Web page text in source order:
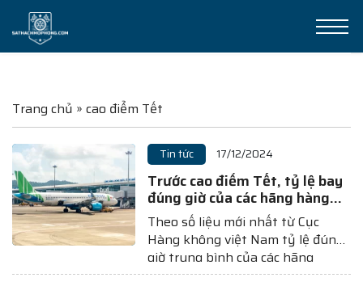
Trang chủ » cao điểm Tết
Tin tức 17/12/2024
Trước cao điểm Tết, tỷ lệ bay
đúng giờ của các hãng hàng
không Việt ra sao?
Theo số liệu mới nhất từ Cục
Hàng không việt Nam tỷ lệ đúng
giờ trung bình của các hãng
không Việt trong tháng 11/2024